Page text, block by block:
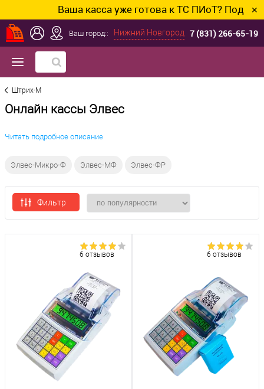
Ваша касса уже готова к ТС ПИоТ? Подключим✕
Ваш город:: Нижний Новгород 7 (831) 266-65-19
Штрих-М
Онлайн кассы Элвес
Читать подробное описание
Элвес-Микро-Ф Элвес-МФ Элвес-ФР
Фильтр
6 отзывов 6 отзывов